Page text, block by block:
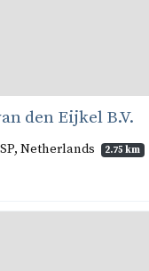
den Eijkel B.V.
Netherlands 2.75 km